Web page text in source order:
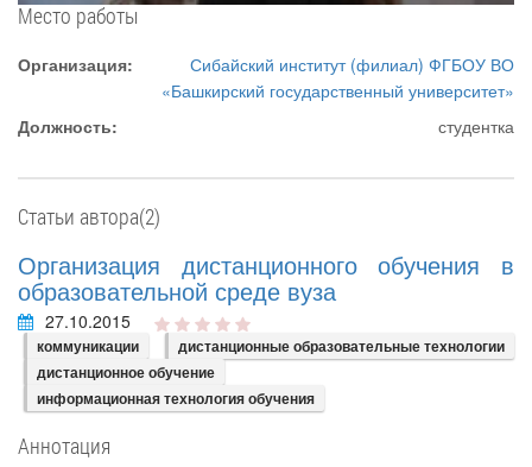
Место работы
Организация:
Сибайский институт (филиал) ФГБОУ ВО
«Башкирский государственный университет»
Должность:
студентка
Статьи автора(2)
Организация дистанционного обучения в
образовательной среде вуза
27.10.2015
коммуникации
дистанционные образовательные технологии
дистанционное обучение
информационная технология обучения
Аннотация